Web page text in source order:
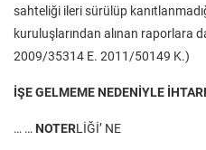
sahteliği ileri sürülüp
kuruluşlarından alınan raporlara
2009/35314 E. 2011/50149 K.)
İŞE GELMEME NEDENİYLE
… … NOTERLİĞİ’ NE